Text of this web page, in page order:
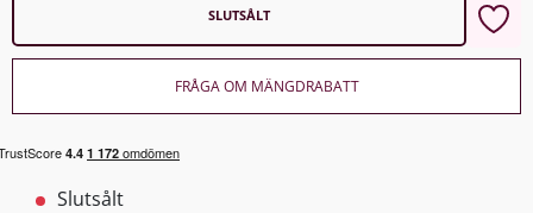
SLUTSÅLT
FRÅGA OM MÄNGDRABATT
Slutsålt